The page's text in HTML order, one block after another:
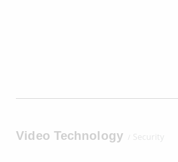
Security
Video Technology